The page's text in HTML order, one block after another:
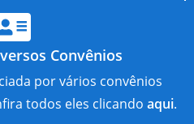
Convênios
por vários convênios
todos eles clicando aqui.